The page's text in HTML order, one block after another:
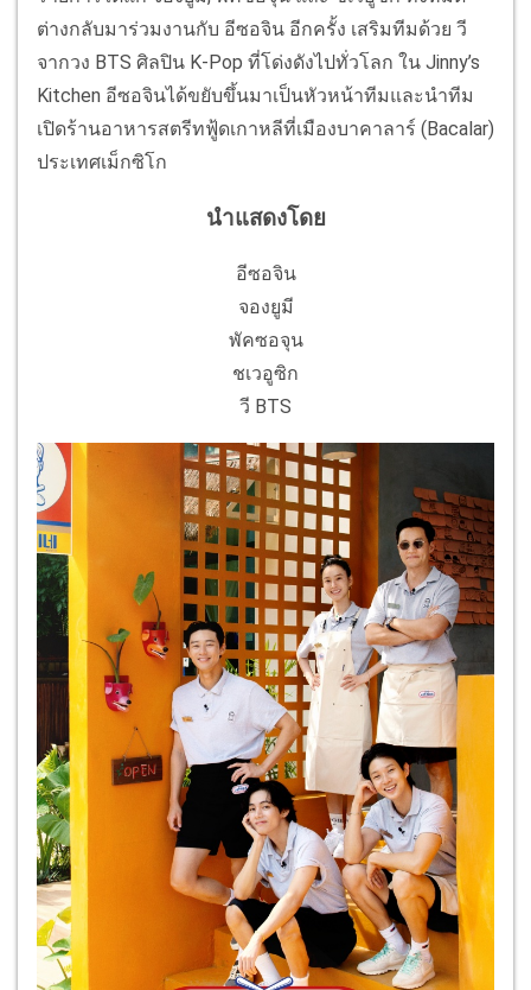
ต่างกลับมาร่วมงานกับ อีซอจิน อีกครั้ง เสริมทีมด้วย วี
จากวง BTS ศิลปิน K-Pop ที่โด่งดังไปทั่วโลก ใน Jinny’s
Kitchen อีซอจินได้ขยับขึ้นมาเป็นหัวหน้าทีมและนำทีม
เปิดร้านอาหารสตรีทฟู้ดเกาหลีที่เมืองบาคาลาร์ (Bacalar)
ประเทศเม็กซิโก
นำแสดงโดย
อีซอจิน
จองยูมี
พัคซอจุน
ชเวอูซิก
วี BTS